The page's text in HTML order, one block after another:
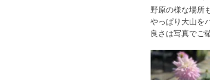
野原の様な場所
やっぱり大山を
良さは写真でご